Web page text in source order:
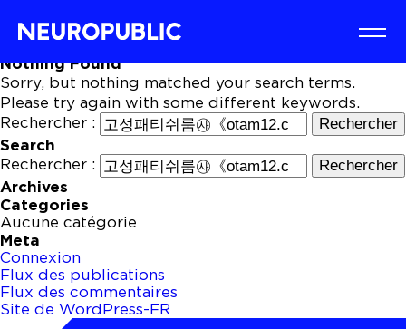
Nothing Found
Sorry, but nothing matched your search terms.
Please try again with some different keywords.
Rechercher :
Search
Rechercher :
Archives
Categories
Aucune catégorie
Meta
Connexion
Flux des publications
Flux des commentaires
Site de WordPress-FR